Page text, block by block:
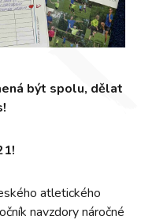
být spolu, dělat
atletického
navzdory náročné